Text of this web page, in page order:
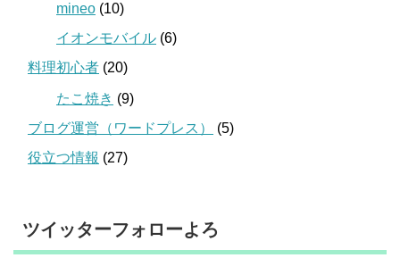
mineo (10)
イオンモバイル (6)
料理初心者 (20)
たこ焼き (9)
ブログ運営（ワードプレス）
(5)
役立つ情報 (27)
ツイッターフォローよろ